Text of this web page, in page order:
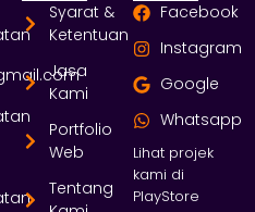
Syarat &
Ketentuan
Jasa
Kami
Portfolio
Web
Tentang
Facebook
Instagram
Google
Whatsapp
Lihat projek
kami di
PlayStore